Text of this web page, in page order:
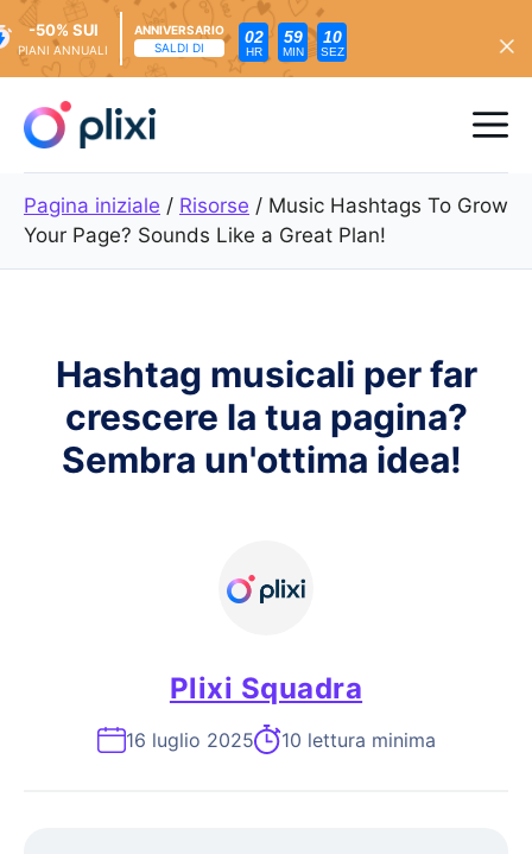
contenuto
-50% SUI
PIANI ANNUALI
ANNIVERSARIO
SALDI DI
02
HR
59
MIN
09
SEZ
Pagina iniziale / Risorse / Music Hashtags To Grow
Your Page? Sounds Like a Great Plan!
Hashtag musicali per far
crescere la tua pagina?
Sembra un'ottima idea!
Plixi Squadra
16 luglio 2025 10 lettura minima